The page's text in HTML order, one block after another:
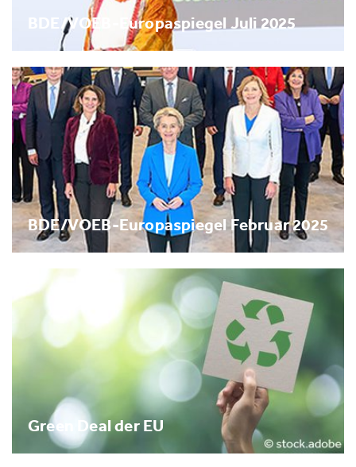
BDE/VOEB-Europaspiegel Juli 2025
BDE/VOEB-Europaspiegel Februar 2025
Green Deal der EU